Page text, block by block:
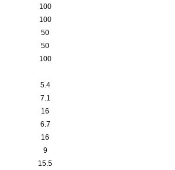
100
100
50
50
100
5.4
7.1
16
6.7
16
9
15.5